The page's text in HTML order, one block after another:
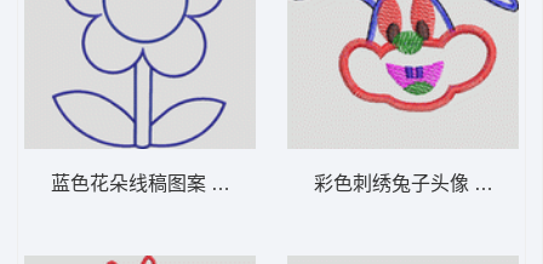
蓝色花朵线稿图案 卡通童装章标贴布 彩色刺绣兔子